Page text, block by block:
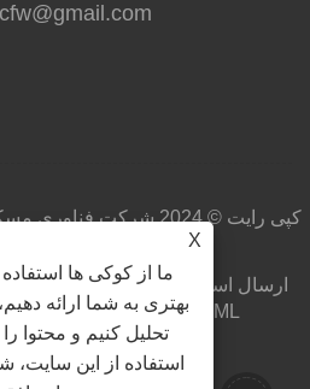
کپی رایت © 2024 شرکت
اخبار دانلود ارسال استعلام
Sitemap RSS
XML
Policy
X
ما از کوکی ها
بهتری به شما ارائه
تحلیل کنیم و محتوا
استفاده از این سایت،